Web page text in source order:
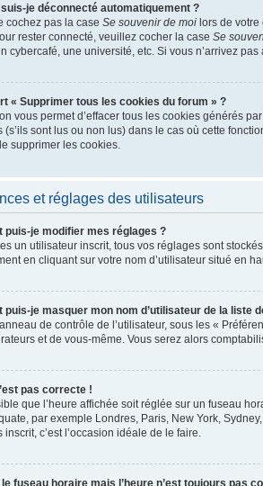
je déconnecté automatiquement ?
cochez pas la case Se souvenir de moi lors de votre
rester connecté, veuillez cocher la case Se
cybercafé, une université, etc. Si vous n’arrivez
« Supprimer tous les cookies du forum » ?
vous permet d’effacer tous les cookies générés
(s’ils sont lus ou non lus) dans le cas où cette
supprimer les cookies.
et réglages des utilisateurs
puis-je modifier mes réglages ?
un utilisateur inscrit, tous vos réglages sont
en cliquant sur votre nom d’utilisateur situé en
puis-je masquer mon nom d’utilisateur de la liste
de contrôle de l’utilisateur, sous les «
et de vous-même. Vous serez alors
pas correcte !
que l’heure affichée soit réglée sur un fuseau
par exemple Londres, Paris, New York,
inscrit, c’est l’occasion idéale de le faire.
le fuseau horaire mais l’heure n’est toujours pas